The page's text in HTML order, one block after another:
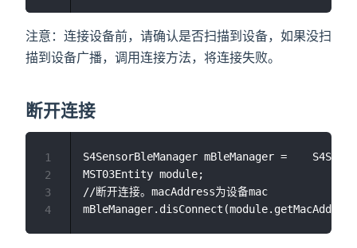
注意：连接设备前，请确认是否扫描到设备，如果没扫
描到设备广播，调用连接方法，将连接失败。
断开连接
S4SensorBleManager mBleManager = 	S4SensorBleManager.getInstance();
MST03Entity module;
//断开连接。macAddress为设备mac
1
2
3
4